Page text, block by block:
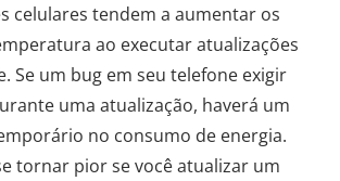
celulares tendem a aumentar os
ao executar atualizações
Se um bug em seu telefone exigir
uma atualização, haverá um
no consumo de energia.
tornar pior se você atualizar um